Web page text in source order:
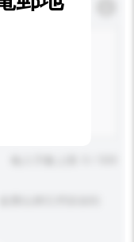
*必須填寫